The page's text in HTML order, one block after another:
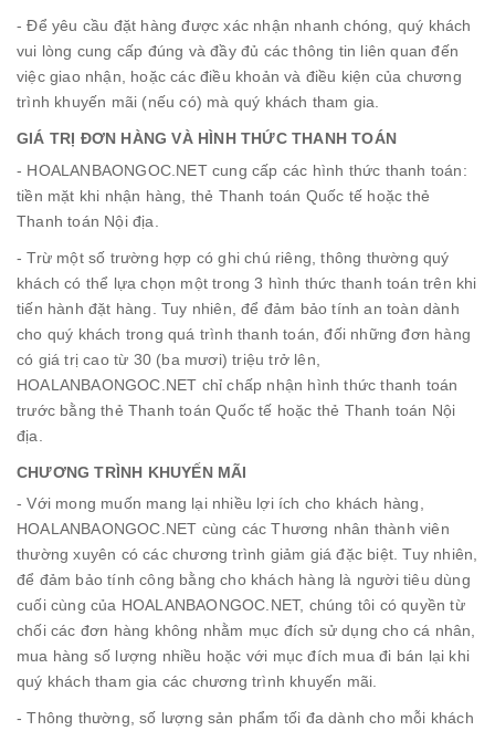
- Để yêu cầu đặt hàng được xác nhận nhanh chóng, quý khách
vui lòng cung cấp đúng và đầy đủ các thông tin liên quan đến
việc giao nhận, hoặc các điều khoản và điều kiện của chương
trình khuyến mãi (nếu có) mà quý khách tham gia.
GIÁ TRỊ ĐƠN HÀNG VÀ HÌNH THỨC THANH TOÁN
- HOALANBAONGOC.NET cung cấp các hình thức thanh toán:
tiền mặt khi nhận hàng, thẻ Thanh toán Quốc tế hoặc thẻ
Thanh toán Nội địa.
- Trừ một số trường hợp có ghi chú riêng, thông thường quý
khách có thể lựa chọn một trong 3 hình thức thanh toán trên khi
tiến hành đặt hàng. Tuy nhiên, để đảm bảo tính an toàn dành
cho quý khách trong quá trình thanh toán, đối những đơn hàng
có giá trị cao từ 30 (ba mươi) triệu trở lên,
HOALANBAONGOC.NET chỉ chấp nhận hình thức thanh toán
trước bằng thẻ Thanh toán Quốc tế hoặc thẻ Thanh toán Nội
địa.
CHƯƠNG TRÌNH KHUYẾN MÃI
- Với mong muốn mang lại nhiều lợi ích cho khách hàng,
HOALANBAONGOC.NET cùng các Thương nhân thành viên
thường xuyên có các chương trình giảm giá đặc biệt. Tuy nhiên,
để đảm bảo tính công bằng cho khách hàng là người tiêu dùng
cuối cùng của HOALANBAONGOC.NET, chúng tôi có quyền từ
chối các đơn hàng không nhằm mục đích sử dụng cho cá nhân,
mua hàng số lượng nhiều hoặc với mục đích mua đi bán lại khi
quý khách tham gia các chương trình khuyến mãi.
- Thông thường, số lượng sản phẩm tối đa dành cho mỗi khách